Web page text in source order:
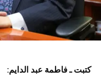
كتبت ـ فاطمة عبد الدايم: